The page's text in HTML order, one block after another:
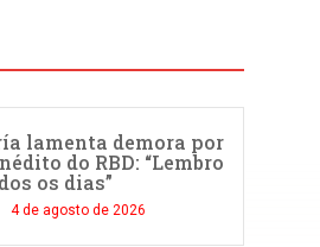
lamenta demora por
do RBD: “Lembro
os dias”
4 de agosto de 2026